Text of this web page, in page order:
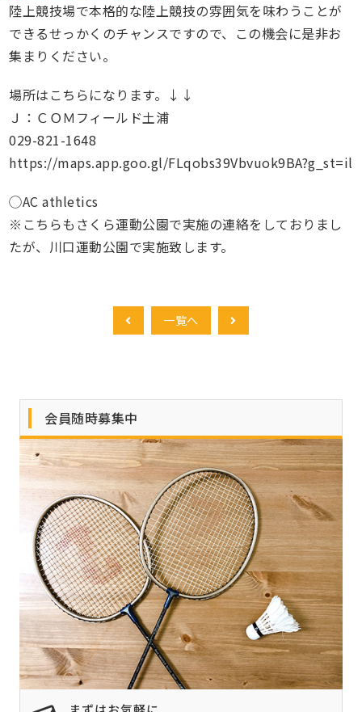
陸上競技場で本格的な陸上競技の雰囲気を味わうことが
できるせっかくのチャンスですので、この機会に是非お
集まりください。
場所はこちらになります。↓↓
Ｊ：ＣＯＭフィールド土浦
029-821-1648
https://maps.app.goo.gl/FLqobs39Vbvuok9BA?g_st=il
◯AC athletics
※こちらもさくら運動公園で実施の連絡をしておりまし
たが、川口運動公園で実施致します。
一覧へ
会員随時募集中